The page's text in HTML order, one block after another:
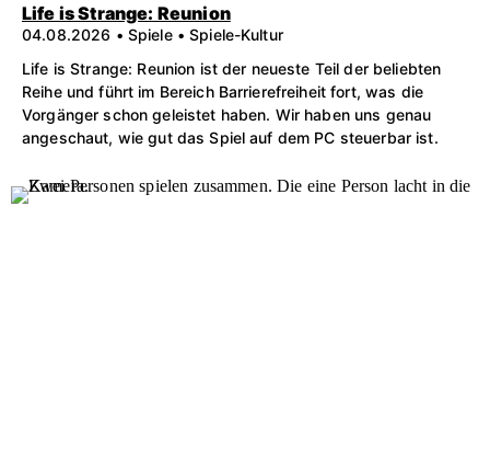
Life is Strange: Reunion
04.08.2026 • Spiele • Spiele-Kultur
Life is Strange: Reunion ist der neueste Teil der beliebten
Reihe und führt im Bereich Barrierefreiheit fort, was die
Vorgänger schon geleistet haben. Wir haben uns genau
angeschaut, wie gut das Spiel auf dem PC steuerbar ist.